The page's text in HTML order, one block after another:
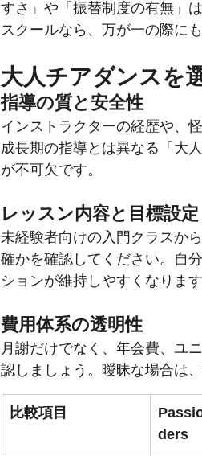
すさ」や「振替制度の有無」
スクールなら、万が一の際に
大人チアダンスを
指導の質と安全性
インストラクターの経歴や、
成長期の指導とは異なる「大
が不可欠です。
レッスン内容と目標設定
未経験者向けの入門クラスか
確かを確認してください。自
ションが維持しやすくなります
費用体系の透明性
月謝だけでなく、年会費、ユ
認しましょう。曖昧な場合は
比較項目
ders